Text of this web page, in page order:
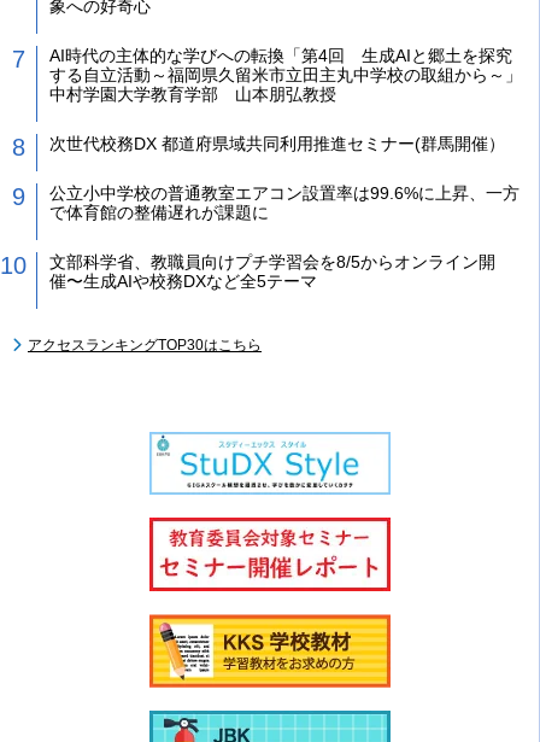
象への好奇心
AI時代の主体的な学びへの転換「第4回 生成AIと郷土を探究
する自立活動～福岡県久留米市立田主丸中学校の取組から～」
中村学園大学教育学部 山本朋弘教授
次世代校務DX 都道府県域共同利用推進セミナー(群馬開催）
公立小中学校の普通教室エアコン設置率は99.6%に上昇、一方
で体育館の整備遅れが課題に
文部科学省、教職員向けプチ学習会を8/5からオンライン開
催〜生成AIや校務DXなど全5テーマ
アクセスランキングTOP30はこちら